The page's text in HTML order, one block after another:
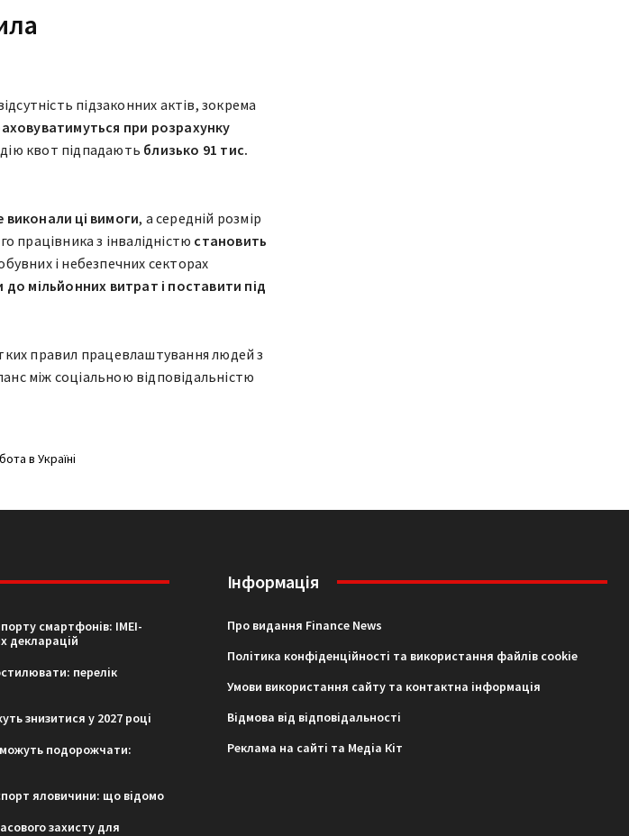
підзаконних актів, зокрема
при розрахунку
квот підпадають близько 91 тис.
виконали ці вимоги, а середній розмір
працівника з інвалідністю становить
і небезпечних секторах
мільйонних витрат і поставити під
правил працевлаштування людей з
між соціальною відповідальністю
в Україні
смартфонів: IMEI-
декларацій
перелік
знизитися у 2027 році
можуть подорожчати:
яловичини: що відомо
захисту для
Інформація
Про видання Finance News
Політика конфіденційності та використання файлів cookie
Умови використання сайту та контактна інформація
Відмова від відповідальності
Реклама на сайті та Медіа Кіт